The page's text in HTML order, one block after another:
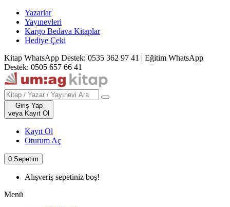
Yazarlar
Yayınevleri
Kargo Bedava Kitaplar
Hediye Çeki
Kitap WhatsApp Destek: 0535 362 97 41 | Eğitim WhatsApp
Destek: 0505 657 66 41
Giriş Yap
veya Kayıt Ol
Kayıt Ol
Oturum Aç
0 Sepetim
Alışveriş sepetiniz boş!
Menü